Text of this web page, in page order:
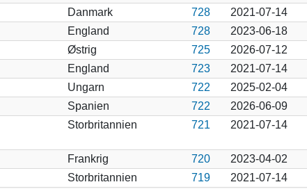
Danmark 728 2021-07-14
England 728 2023-06-18
Østrig 725 2026-07-12
England 723 2021-07-14
Ungarn 722 2025-02-04
Spanien 722 2026-06-09
Storbritannien 721 2021-07-14
Frankrig 720 2023-04-02
Storbritannien 719 2021-07-14